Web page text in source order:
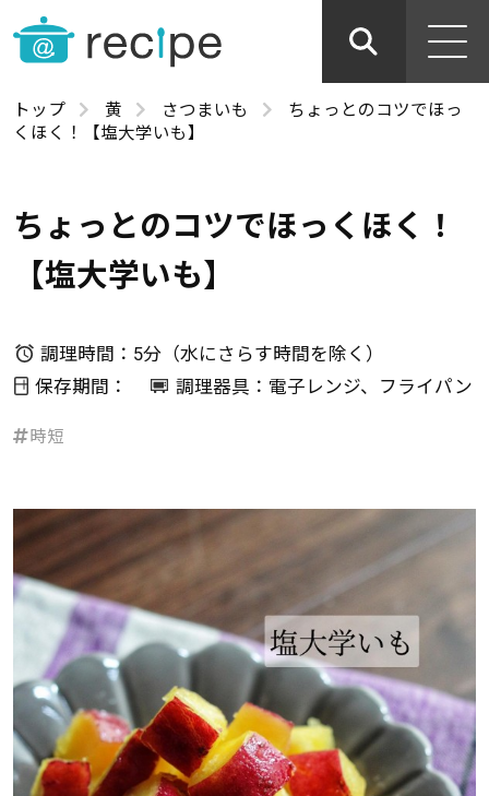
トップ 黄 さつまいも
ちょっとのコツでほっ
くほく！【塩大学いも】
ちょっとのコツでほっくほく！
【塩大学いも】
調理時間：5分（水にさらす時間を除く）
保存期間：
調理器具：電子レンジ、フライパン
時短